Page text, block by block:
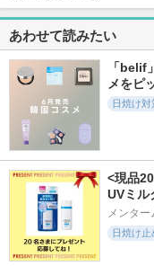
5.8
カネボウ クリーム
イン デイII
あわせて読みたい
「belif
メをピ
日焼け
<現品
UVミル
メンター
日焼け